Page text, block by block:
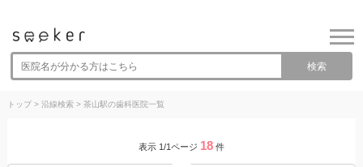
検索
トップ> 沿線検索> 茶山駅の歯科医院一覧
表示 1/1ページ 18 件